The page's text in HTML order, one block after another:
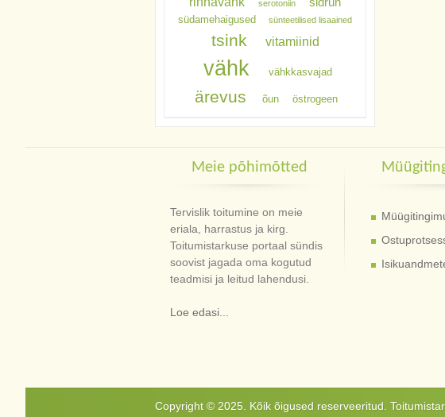
serotoniin
südamehaigused sünteetilised lisaained
tsink vitamiinid
vähk vähkkasvajad
ärevus õun östrogeen
Meie põhimõtted
Tervislik toitumine on meie
eriala, harrastus ja kirg.
Toitumistarkuse portaal sündis
soovist jagada oma kogutud
teadmisi ja leitud lahendusi.
Loe edasi...
Copyright © 2025. Kõik õigused reserveeritud.